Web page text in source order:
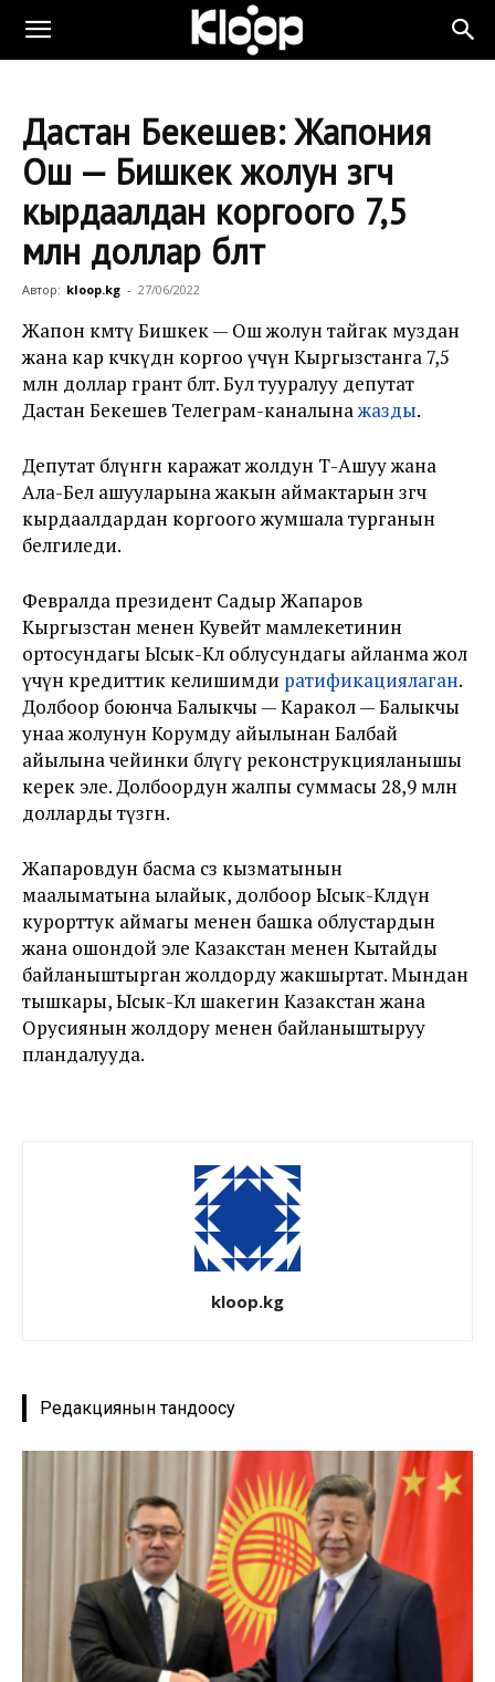
Дастан Бекешев: Жапония
Ош — Бишкек жолун өзгөчө
кырдаалдан коргоого 7,5
млн доллар бөлөт
Автор: kloop.kg - 27/06/2022
Жапон өкмөтү Бишкек — Ош жолун тайгак муздан
жана кар көчкүдөн коргоо үчүн Кыргызстанга 7,5
млн доллар грант бөлөт. Бул тууралуу депутат
Дастан Бекешев Телеграм-каналынажазды.
Депутат бөлүнгөн каражат жолдун Төө-Ашуу жана
Ала-Бел ашууларына жакын аймактарын өзгөчө
кырдаалдардан коргоого жумшала турганын
белгиледи.
Февралда президент Садыр Жапаров
Кыргызстан менен Кувейт мамлекетинин
ортосундагы Ысык-Көл облусундагы айланма жол
үчүн кредиттик келишимди ратификациялаган.
Долбоор боюнча Балыкчы — Каракол — Балыкчы
унаа жолунун Корумду айылынан Балбай
айылына чейинки бөлүгү реконструкцияланышы
керек эле. Долбоордун жалпы суммасы 28,9 млн
долларды түзгөн.
Жапаровдун басма сөз кызматынын
маалыматына ылайык, долбоор Ысык-Көлдүн
курорттук аймагы менен башка облустардын
жана ошондой эле Казакстан менен Кытайды
байланыштырган жолдорду жакшыртат. Мындан
тышкары, Ысык-Көл шакегин Казакстан жана
Орусиянын жолдору менен байланыштыруу
пландалууда.
kloop.kg
Редакциянын тандоосу